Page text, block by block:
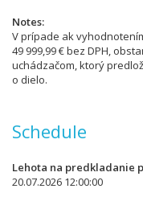
Notes
V prípade ak
49 999,99 € bez DPH,
uchádzačom, ktorý
o dielo.
Schedule
Lehota na predkladanie
20.07.2026 12:00:00